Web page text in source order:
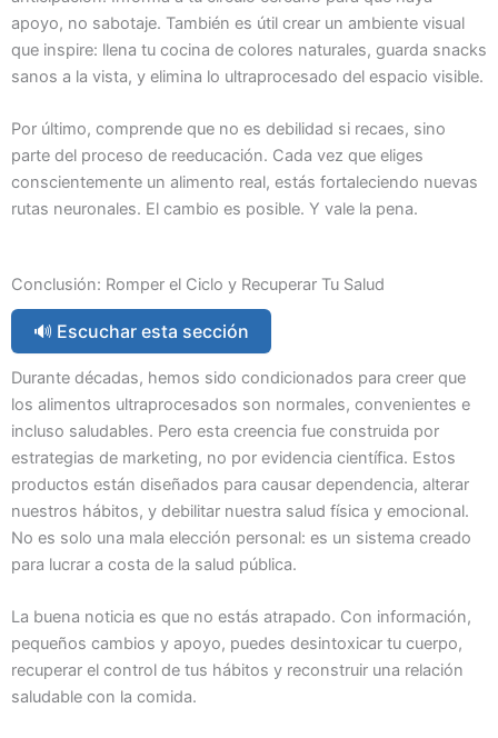
apoyo, no sabotaje. También es útil crear un ambiente visual
que inspire: llena tu cocina de colores naturales, guarda snacks
sanos a la vista, y elimina lo ultraprocesado del espacio visible.
Por último, comprende que no es debilidad si recaes, sino
parte del proceso de reeducación. Cada vez que eliges
conscientemente un alimento real, estás fortaleciendo nuevas
rutas neuronales. El cambio es posible. Y vale la pena.
Conclusión: Romper el Ciclo y Recuperar Tu Salud
🔊 Escuchar esta sección
Durante décadas, hemos sido condicionados para creer que
los alimentos ultraprocesados son normales, convenientes e
incluso saludables. Pero esta creencia fue construida por
estrategias de marketing, no por evidencia científica. Estos
productos están diseñados para causar dependencia, alterar
nuestros hábitos, y debilitar nuestra salud física y emocional.
No es solo una mala elección personal: es un sistema creado
para lucrar a costa de la salud pública.
La buena noticia es que no estás atrapado. Con información,
pequeños cambios y apoyo, puedes desintoxicar tu cuerpo,
recuperar el control de tus hábitos y reconstruir una relación
saludable con la comida.